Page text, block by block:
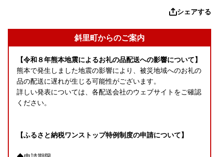
シェアする
斜里町からのご案内
【令和８年熊本地震によるお礼の品配送への影響について】
熊本で発生しました地震の影響により、被災地域へのお礼の
品の配送に遅れが生じる可能性がございます。
詳しい発表については、各配送会社のウェブサイトをご確認
ください。
【ふるさと納税ワンストップ特例制度の申請について】